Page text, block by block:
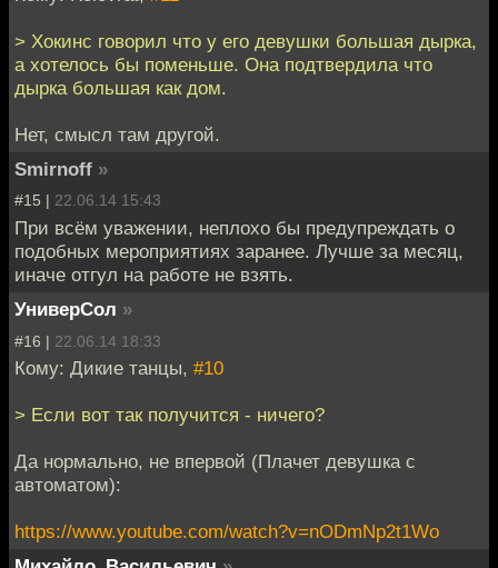
> Хокинс говорил что у его девушки большая дырка,
а хотелось бы поменьше. Она подтвердила что
дырка большая как дом.
Нет, смысл там другой.
Smirnoff »
#15 | 22.06.14 15:43
При всём уважении, неплохо бы предупреждать о
подобных мероприятиях заранее. Лучше за месяц,
иначе отгул на работе не взять.
УниверСол »
#16 | 22.06.14 18:33
Кому: Дикие танцы, #10
> Если вот так получится - ничего?
Да нормально, не впервой (Плачет девушка с
автоматом):
https://www.youtube.com/watch?v=nODmNp2t1Wo